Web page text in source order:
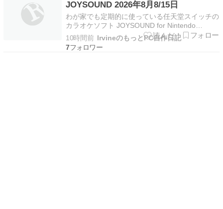
JOYSOUND 2026年8月8/15日
わが家でも定期的に使っている任天堂スイッチの
カラオケソフト JOYSOUND for Nintendo
Switch。 定期的に全曲無料開放があり、8月は年
に3回の無料開放デーの時期。お盆休みにどう
ぞ。 でも！すでに1回 […] The post 【カラオ
10時間前 IrvineのもっとPC自作日記
7